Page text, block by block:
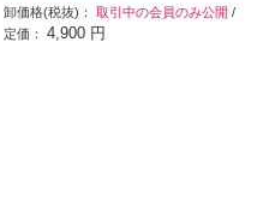
卸価格(税抜)：取引中の会員のみ公開 /
定価：4,900 円